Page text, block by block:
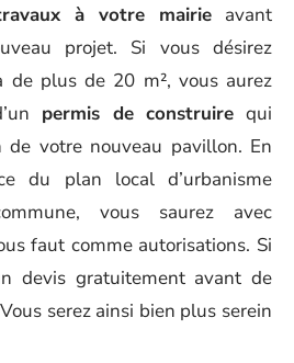
à votre mairie avant
projet. Si vous désirez
de plus de 20 m², vous aurez
permis de construire qui
de votre nouveau pavillon. En
du plan local d’urbanisme
vous saurez avec
faut comme autorisations. Si
devis gratuitement avant de
serez ainsi bien plus serein